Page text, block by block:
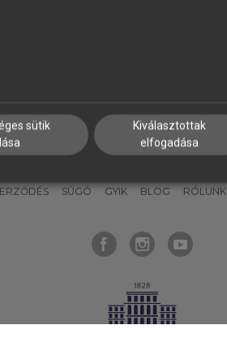
SÚGÓ GYIK BLOG RÓLUNK
sütik
Kiválasztottak
elfogadása